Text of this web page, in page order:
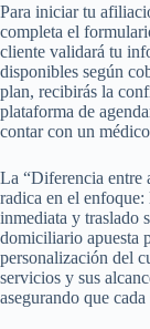
Para iniciar tu
completa el
cliente validará tu
disponibles según
plan, recibirás la
plataforma de
contar con un
La “Diferencia entre
radica en el
inmediata y traslado
domiciliario apuesta
personalización del
servicios y sus
asegurando que